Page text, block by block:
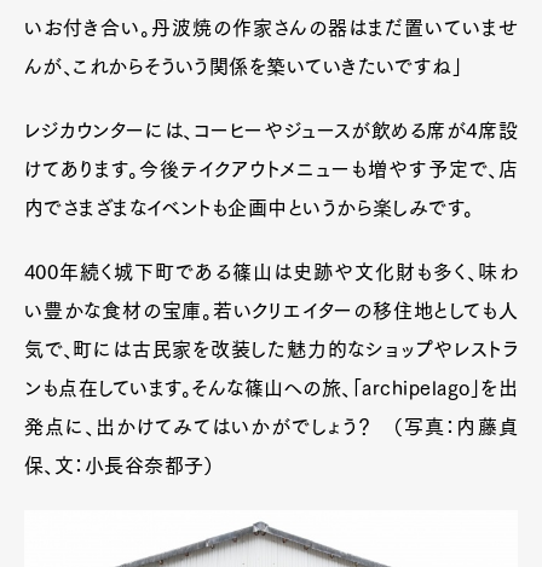
いお付き合い。丹波焼の作家さんの器はまだ置いていませ
んが、これからそういう関係を築いていきたいですね」
レジカウンターには、コーヒーやジュースが飲める席が4席設
けてあります。今後テイクアウトメニューも増やす予定で、店
内でさまざまなイベントも企画中というから楽しみです。
400年続く城下町である篠山は史跡や文化財も多く、味わ
い豊かな食材の宝庫。若いクリエイターの移住地としても人
気で、町には古民家を改装した魅力的なショップやレストラ
ンも点在しています。そんな篠山への旅、「archipelago」を出
発点に、出かけてみてはいかがでしょう？ （写真：内藤貞
保、文：小長谷奈都子）